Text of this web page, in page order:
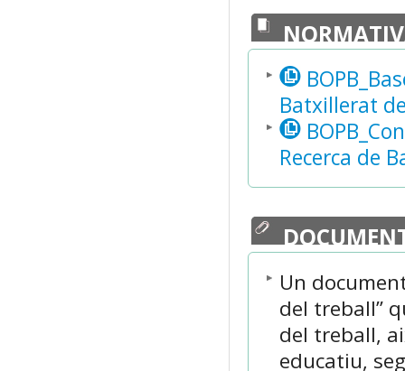
Batxillerat
Recerca de
Un
del treball”
del treball,
educatiu,